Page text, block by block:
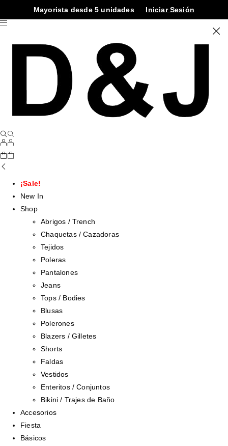
Mayorista desde 5 unidades Iniciar Sesión
¡Sale!
New In
Shop
Abrigos / Trench
Chaquetas / Cazadoras
Tejidos
Poleras
Pantalones
Jeans
Tops / Bodies
Blusas
Polerones
Blazers / Gilletes
Shorts
Faldas
Vestidos
Enteritos / Conjuntos
Bikini / Trajes de Baño
Accesorios
Fiesta
Básicos